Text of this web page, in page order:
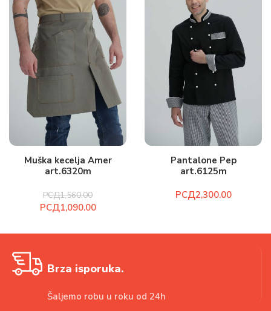
Muška kecelja Amer
art.6320m
РСД1,560.00
РСД1,090.00
Pantalone Pep
art.6125m
РСД
Brza isporuka.
Šaljemo robu u roku od 24h